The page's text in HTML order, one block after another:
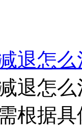
退怎
退怎
根据